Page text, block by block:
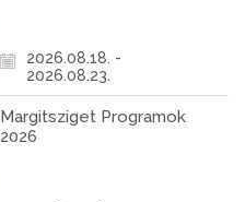
2026.08.18. -
2026.08.23.
Margitsziget Programok
2026